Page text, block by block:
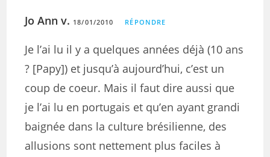
Jo Ann v. 18/01/2010 RÉPONDRE
Je l’ai lu il y a quelques années déjà (10 ans
? [Papy]) et jusqu’à aujourd’hui, c’est un
coup de coeur. Mais il faut dire aussi que
je l’ai lu en portugais et qu’en ayant grandi
baignée dans la culture brésilienne, des
allusions sont nettement plus faciles à